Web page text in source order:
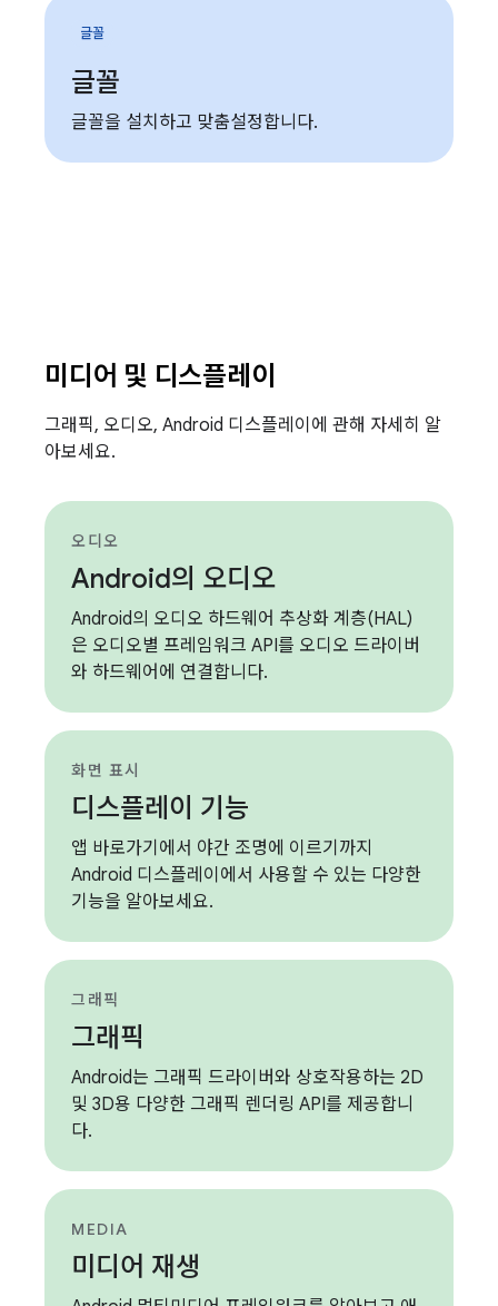
글꼴
글꼴
글꼴을 설치하고 맞춤설정합니다.
미디어 및 디스플레이
그래픽, 오디오, Android 디스플레이에 관해 자세히 알
아보세요.
오디오
Android의 오디오
Android의 오디오 하드웨어 추상화 계층(HAL)
은 오디오별 프레임워크 API를 오디오 드라이버
와 하드웨어에 연결합니다.
화면 표시
디스플레이 기능
앱 바로가기에서 야간 조명에 이르기까지
Android 디스플레이에서 사용할 수 있는 다양한
기능을 알아보세요.
그래픽
그래픽
Android는 그래픽 드라이버와 상호작용하는 2D
및 3D용 다양한 그래픽 렌더링 API를 제공합니
다.
MEDIA
미디어 재생